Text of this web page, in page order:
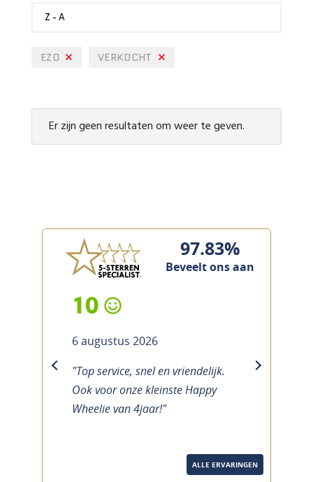
Z - A
EZO VERKOCHT
Er zijn geen resultaten om weer te geven.
97.83%
Beveelt ons aan
10
6 augustus 2026
"Top service, snel en vriendelijk.
Ook voor onze kleinste Happy
Wheelie van 4jaar!"
previous next
ALLE ERVARINGEN